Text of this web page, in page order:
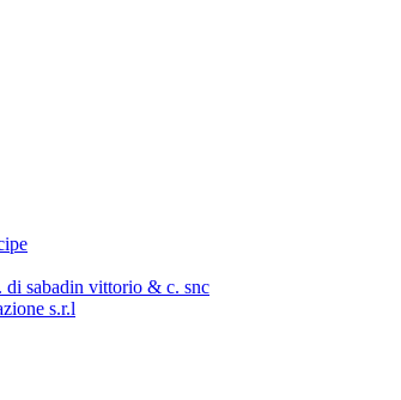
di sabadin vittorio & c. snc
s.r.l